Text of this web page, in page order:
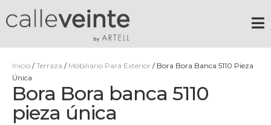
Inicio /Terraza / Mobiliario Para Exterior / Bora Bora Banca 5110 Pieza
Única
Bora Bora banca 5110
pieza única